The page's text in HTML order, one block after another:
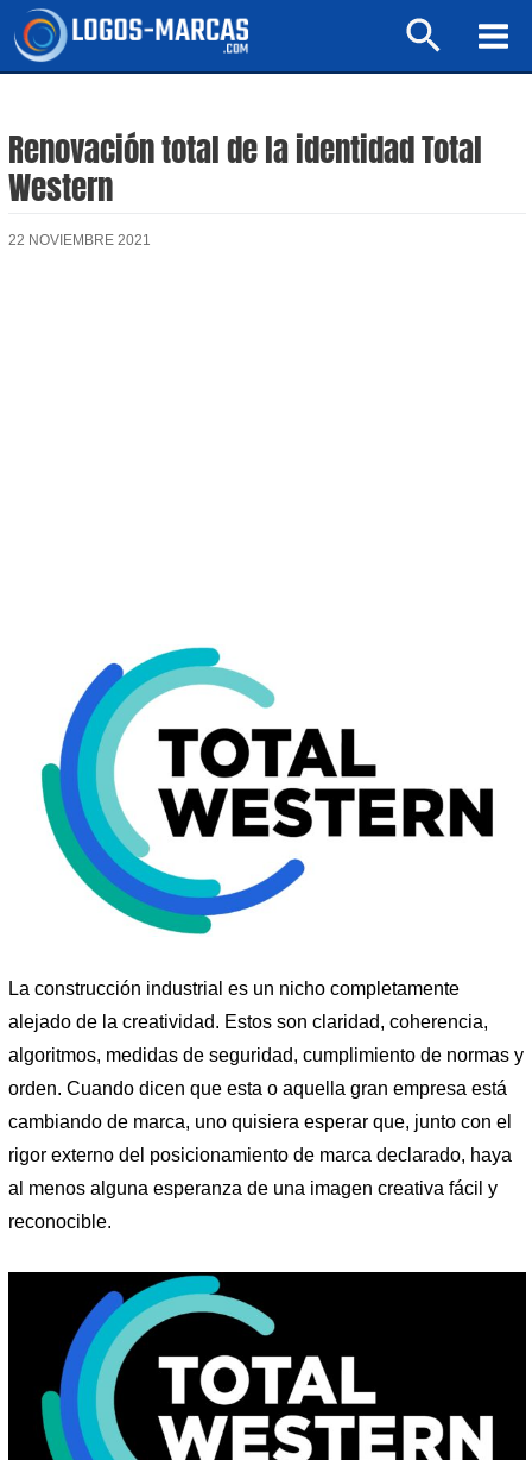
Buscar
Renovación total de la identidad Total
Western
22 NOVIEMBRE 2021
La construcción industrial es un nicho completamente
alejado de la creatividad. Estos son claridad, coherencia,
algoritmos, medidas de seguridad, cumplimiento de normas y
orden. Cuando dicen que esta o aquella gran empresa está
cambiando de marca, uno quisiera esperar que, junto con el
rigor externo del posicionamiento de marca declarado, haya
al menos alguna esperanza de una imagen creativa fácil y
reconocible.